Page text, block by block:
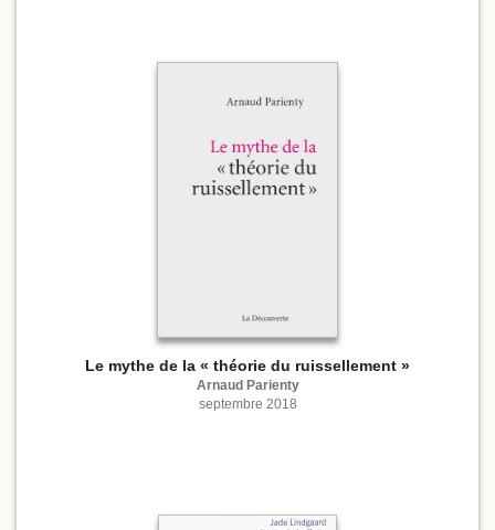
Le mythe de la « théorie du ruissellement »
Arnaud Parienty
septembre 2018